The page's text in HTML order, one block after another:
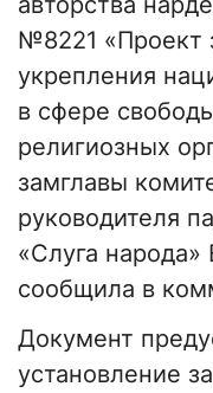
№8221 «Проект
укрепления
в сфере
религиозных
замглавы
руководителя
«Слуга народа»
сообщила в
Документ
установление